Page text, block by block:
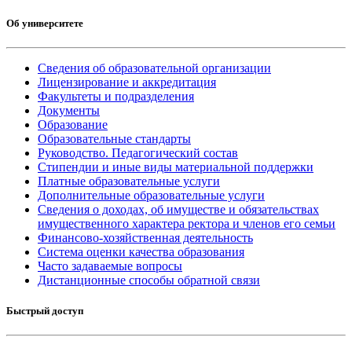
Об университете
Сведения об образовательной организации
Лицензирование и аккредитация
Факультеты и подразделения
Документы
Образование
Образовательные стандарты
Руководство. Педагогический состав
Стипендии и иные виды материальной поддержки
Платные образовательные услуги
Дополнительные образовательные услуги
Сведения о доходах, об имуществе и обязательствах
имущественного характера ректора и членов его семьи
Финансово-хозяйственная деятельность
Система оценки качества образования
Часто задаваемые вопросы
Дистанционные способы обратной связи
Быстрый доступ